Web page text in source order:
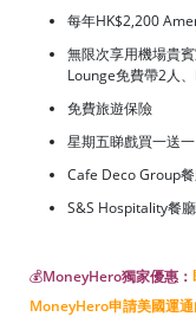
每年HK$2,200
無限次享用機場貴
Lounge免費帶2人
免費旅遊保險
星期五睇戲買一送
Cafe Deco Group
S&S Hospitality餐
💰MoneyHero獨家優惠：
MoneyHero申請美國運通